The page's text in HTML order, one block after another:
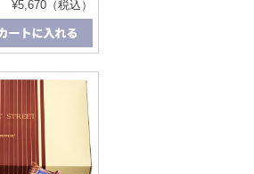
¥5,670（税込）